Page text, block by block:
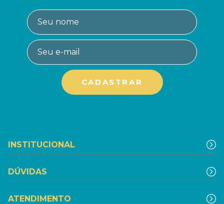
INSTITUCIONAL
DÚVIDAS
ATENDIMENTO